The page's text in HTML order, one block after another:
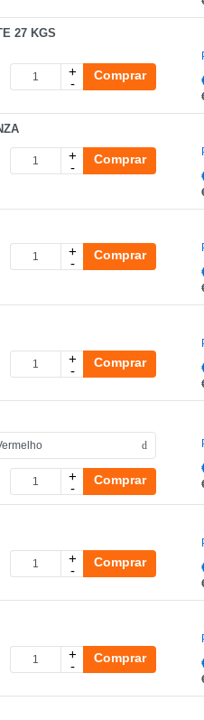
27 KGS
+
-
Comprar
+
-
Comprar
+
-
Comprar
+
-
Comprar
+
-
Comprar
+
-
Comprar
+
-
Comprar